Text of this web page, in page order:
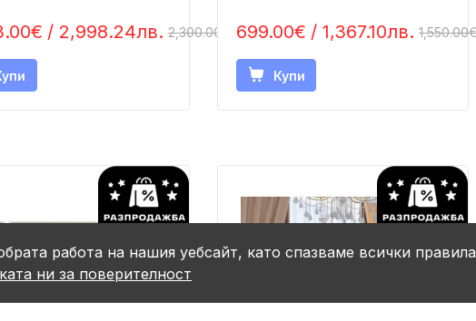
/ 2,998.24лв. 2,300.00€ 699.00€ / 1,367.10лв.
Купи
работа на нашия уебсайт, като спазваме всички
ни за поверителност